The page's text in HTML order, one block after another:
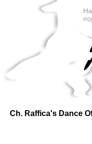
Ch. Raffica's Dance